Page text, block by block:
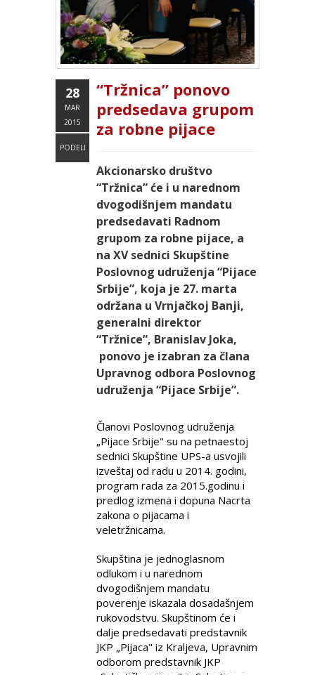
28
MAR
2015
PODELI
“Tržnica” ponovo
predsedava grupom
za robne pijace
Akcionarsko društvo
“Tržnica” će i u narednom
dvogodišnjem mandatu
predsedavati Radnom
grupom za robne pijace, a
na XV sednici Skupštine
Poslovnog udruženja “Pijace
Srbije”, koja je 27. marta
održana u Vrnjačkoj Banji,
generalni direktor
“Tržnice”, Branislav Joka,
ponovo je izabran za člana
Upravnog odbora Poslovnog
udruženja “Pijace Srbije”.
Članovi Poslovnog udruženja
„Pijace Srbije" su na petnaestoj
sednici Skupštine UPS-a usvojili
izveštaj od radu u 2014. godini,
program rada za 2015.godinu i
predlog izmena i dopuna Nacrta
zakona o pijacama i
veletržnicama.
Skupština je jednoglasnom
odlukom i u narednom
dvogodišnjem mandatu
poverenje iskazala dosadašnjem
rukovodstvu. Skupštinom će i
dalje predsedavati predstavnik
JKP „Pijaca" iz Kraljeva, Upravnim
odborom predstavnik JKP